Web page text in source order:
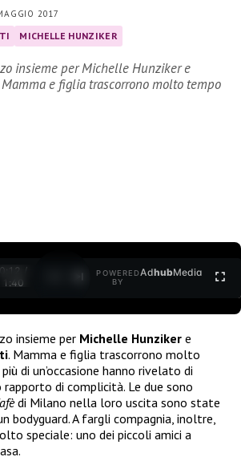
2017
MICHELLE HUNZIKER
insieme per Michelle Hunziker e
e figlia trascorrono molto tempo
0:12 /
1:40
POWERED
BY
AdhubMedia
insieme per Michelle Hunziker e
. Mamma e figlia trascorrono molto
di un’occasione hanno rivelato di
di complicità. Le due sono
di Milano nella loro uscita sono state
bodyguard. A fargli compagnia, inoltre,
speciale: uno dei piccoli amici a